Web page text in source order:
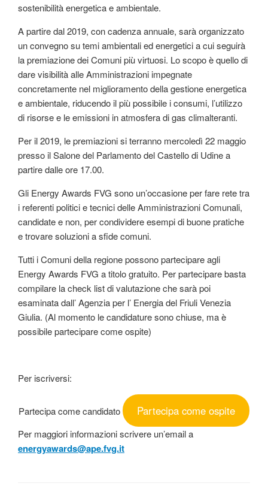
sostenibilità energetica e ambientale.
A partire dal 2019, con cadenza annuale, sarà organizzato
un convegno su temi ambientali ed energetici a cui seguirà
la premiazione dei Comuni più virtuosi. Lo scopo è quello di
dare visibilità alle Amministrazioni impegnate
concretamente nel miglioramento della gestione energetica
e ambientale, riducendo il più possibile i consumi, l’utilizzo
di risorse e le emissioni in atmosfera di gas climalteranti.
Per il 2019, le premiazioni si terranno mercoledì 22 maggio
presso il Salone del Parlamento del Castello di Udine a
partire dalle ore 17.00.
Gli Energy Awards FVG sono un’occasione per fare rete tra
i referenti politici e tecnici delle Amministrazioni Comunali,
candidate e non, per condividere esempi di buone pratiche
e trovare soluzioni a sfide comuni.
Tutti i Comuni della regione possono partecipare agli
Energy Awards FVG a titolo gratuito. Per partecipare basta
compilare la check list di valutazione che sarà poi
esaminata dall’ Agenzia per l’ Energia del Friuli Venezia
Giulia. (Al momento le candidature sono chiuse, ma è
possibile partecipare come ospite)
Per iscriversi:
Partecipa come candidato Partecipa come ospite
Per maggiori informazioni scrivere un’email a
energyawards@ape.fvg.it